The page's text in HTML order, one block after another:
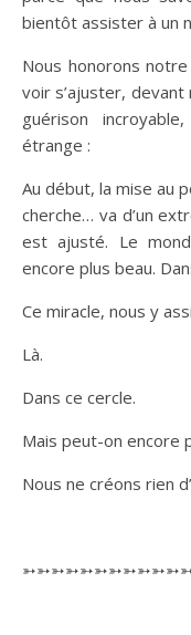
bientôt assister à un
Nous honorons
voir s’ajuster,
guérison
étrange :
Au début, la mise au
cherche… va d’un
est ajusté. Le
encore plus beau.
Ce miracle, nous y
Là.
Dans ce cercle.
Mais peut-on encore
Nous ne créons rien